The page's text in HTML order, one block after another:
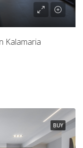
Kalamaria
BUY